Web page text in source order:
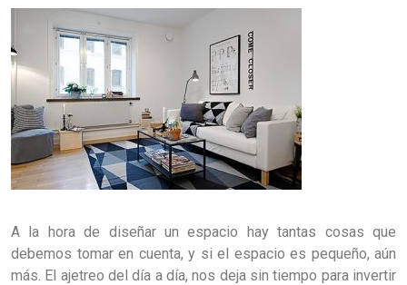
A la hora de diseñar un espacio hay tantas cosas que
debemos tomar en cuenta, y si el espacio es pequeño, aún
más. El ajetreo del día a día, nos deja sin tiempo para invertir